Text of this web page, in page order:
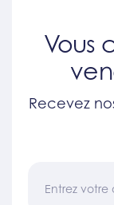
Vous
Recevez
Entrez votre